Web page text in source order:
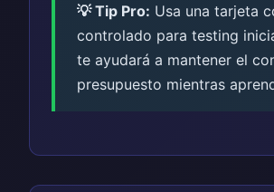
💡 Tip Pro: Usa una tarjeta
controlado para testing
te ayudará a mantener el
presupuesto mientras